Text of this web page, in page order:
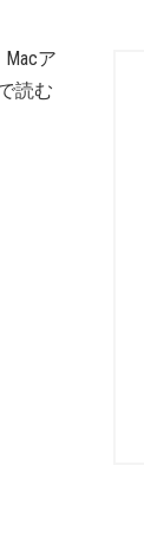
Macア
読む